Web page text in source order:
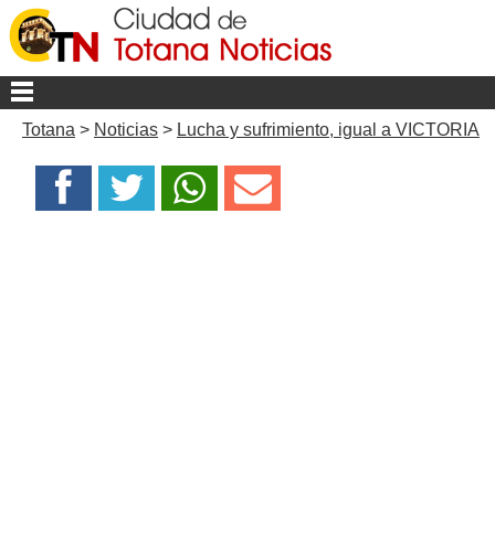
Totana > Noticias > Lucha y sufrimiento, igual a VICTORIA